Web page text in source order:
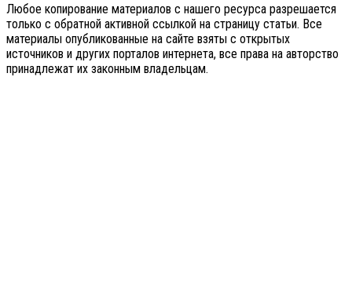
Любое копирование материалов с нашего ресурса разрешается
только с обратной активной ссылкой на страницу статьи. Все
материалы опубликованные на сайте взяты с открытых
источников и других порталов интернета, все права на авторство
принадлежат их законным владельцам.